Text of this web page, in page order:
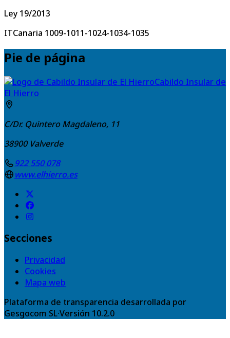
Ley 19/2013
ITCanaria 1009-1011-1024-1034-1035
Pie de página
Cabildo Insular de
El Hierro
C/Dr. Quintero Magdaleno, 11
38900 Valverde
922 550 078
www.elhierro.es
Secciones
Privacidad
Cookies
Mapa web
Plataforma de transparencia desarrollada por
Gesgocom SL·Versión 10.2.0